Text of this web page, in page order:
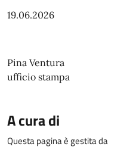
19.06.2026
Pina Ventura
ufficio stampa
A cura di
Questa pagina è gestita da